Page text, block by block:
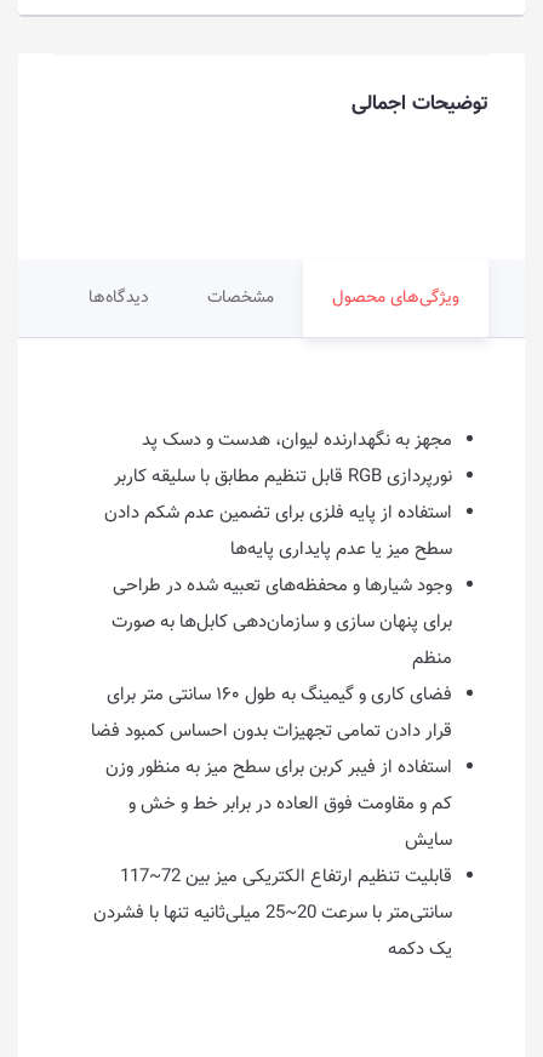
توضیحات اجمالی
ویژگی‌های محصول مشخصات دیدگاه‌ها
مجهز به نگهدارنده لیوان، هدست و دسک پد
نورپردازی RGB قابل تنظیم مطابق با سلیقه کاربر
استفاده از پایه فلزی برای تضمین عدم شکم دادن
سطح میز یا عدم پایداری پایه‌ها
وجود شیارها و محفظه‌های تعبیه شده در طراحی
برای پنهان سازی و سازمان‌دهی کابل‌ها به صورت
منظم
فضای کاری و گیمینگ به طول ۱۶۰ سانتی متر برای
قرار دادن تمامی تجهیزات بدون احساس کمبود فضا
استفاده از فیبر کربن برای سطح میز به منظور وزن
کم و مقاومت فوق العاده در برابر خط و خش و
سایش
قابلیت تنظیم ارتفاع الکتریکی میز بین 72~117
سانتی‌متر با سرعت 20~25 میلی‌ثانیه تنها با فشردن
یک دکمه